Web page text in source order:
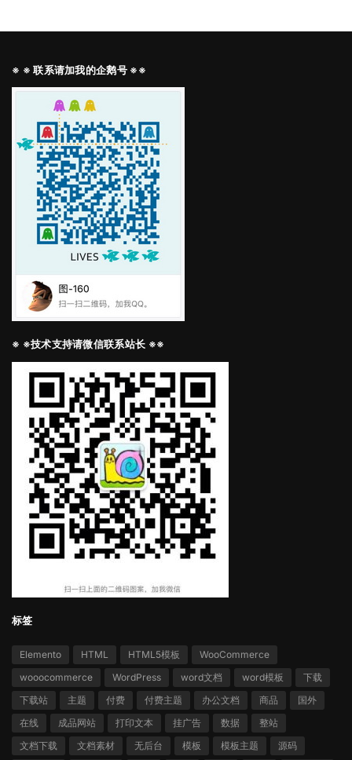
※ ※ 联系请加我的企鹅号 ※※
※ ※技术支持请微信联系站长 ※※
标签
Elemento HTML HTML5模板
WooCommerce
wooocommerce
WordPress word文档 word模板
下载
下载站
主题 付费 付费主题 办公文档 商品
国外
在线
成品网站 打印文本 挂广告 数据
整站
文档下载
文档素材 无后台 模板 模板主题 源码